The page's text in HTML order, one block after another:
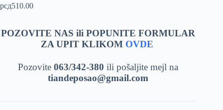
рсд510.00
POZOVITE NAS ili POPUNITE FORMULAR
ZA UPIT KLIKOM OVDE
Pozovite063/342-380 ili pošaljite mejl na
tiandeposao@gmail.com